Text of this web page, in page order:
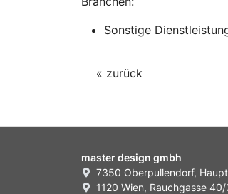
Sonstige
« zurück
master design gmbh
7350 Oberpullendorf,
1120 Wien, Rauchgasse 40/